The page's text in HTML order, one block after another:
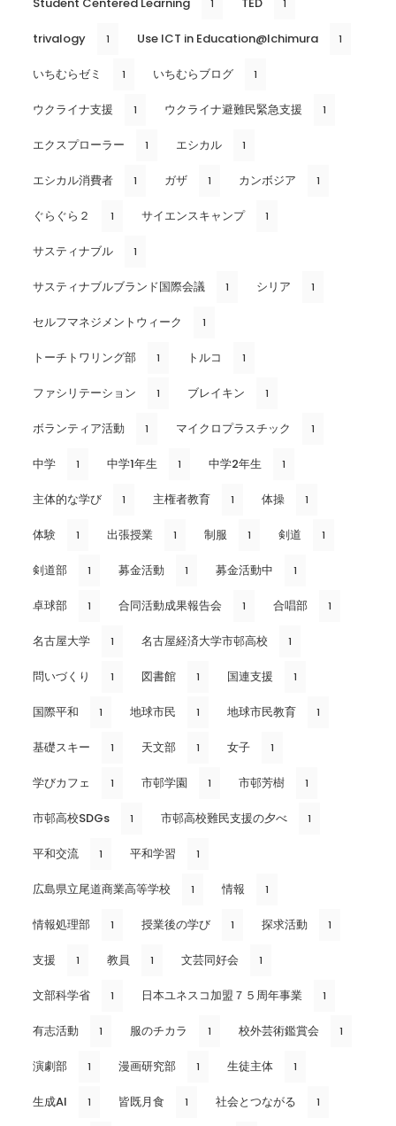
1 1
trivalogy 1 Use ICT in Education@Ichimura 1
いちむらゼミ 1 いちむらブログ 1
ウクライナ支援 1 ウクライナ避難民緊急支援 1
エクスプローラー 1 エシカル 1
エシカル消費者 1 ガザ 1 カンボジア 1
ぐらぐら２ 1 サイエンスキャンプ 1
サスティナブル 1
サスティナブルブランド国際会議 1 シリア 1
セルフマネジメントウィーク 1
トーチトワリング部 1 トルコ 1
ファシリテーション 1 ブレイキン 1
ボランティア活動 1 マイクロプラスチック 1
中学 1 中学1年生 1 中学2年生 1
主体的な学び 1 主権者教育 1 体操 1
体験 1 出張授業 1 制服 1 剣道 1
剣道部 1 募金活動 1 募金活動中 1
卓球部 1 合同活動成果報告会 1 合唱部 1
名古屋大学 1 名古屋経済大学市邨高校 1
問いづくり 1 図書館 1 国連支援 1
国際平和 1 地球市民 1 地球市民教育 1
基礎スキー 1 天文部 1 女子 1
学びカフェ 1 市邨学園 1 市邨芳樹 1
市邨高校SDGs 1 市邨高校難民支援の夕べ 1
平和交流 1 平和学習 1
広島県立尾道商業高等学校 1 情報 1
情報処理部 1 授業後の学び 1 探求活動 1
支援 1 教員 1 文芸同好会 1
文部科学省 1 日本ユネスコ加盟７５周年事業 1
有志活動 1 服のチカラ 1 校外芸術鑑賞会 1
演劇部 1 漫画研究部 1 生徒主体 1
生成AI 1 皆既月食 1 社会とつながる 1